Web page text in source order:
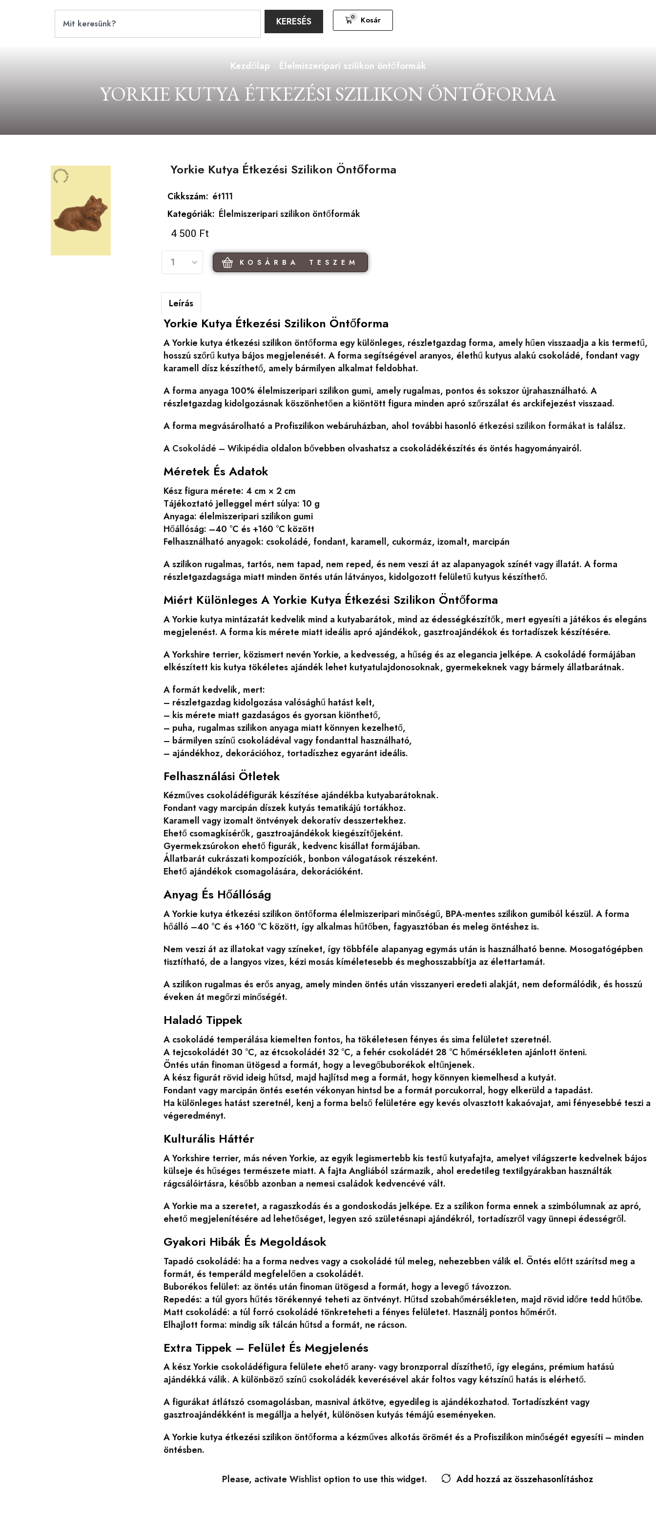
KERESÉS 0 Kosár
Kezdőlap Élelmiszeripari szilikon öntőformák
YORKIE KUTYA ÉTKEZÉSI SZILIKON ÖNTŐFORMA
Yorkie Kutya Étkezési Szilikon Öntőforma
Cikkszám: ét111
Kategóriák: Élelmiszeripari szilikon öntőformák
4 500 Ft
KOSÁRBA TESZEM
Leírás
Yorkie Kutya Étkezési Szilikon Öntőforma
A Yorkie kutya étkezési szilikon öntőforma egy különleges, részletgazdag forma, amely hűen visszaadja a kis termetű,
hosszú szőrű kutya bájos megjelenését. A forma segítségével aranyos, élethű kutyus alakú csokoládé, fondant vagy
karamell dísz készíthető, amely bármilyen alkalmat feldobhat.
A forma anyaga 100% élelmiszeripari szilikon gumi, amely rugalmas, pontos és sokszor újrahasználható. A
részletgazdag kidolgozásnak köszönhetően a kiöntött figura minden apró szőrszálat és arckifejezést visszaad.
A forma megvásárolható a Profiszilikon webáruházban, ahol további hasonló étkezési szilikon formákat is találsz.
A Csokoládé – Wikipédia oldalon bővebben olvashatsz a csokoládékészítés és öntés hagyományairól.
Méretek És Adatok
Kész figura mérete: 4 cm × 2 cm
Tájékoztató jelleggel mért súlya: 10 g
Anyaga: élelmiszeripari szilikon gumi
Hőállóság: –40 °C és +160 °C között
Felhasználható anyagok: csokoládé, fondant, karamell, cukormáz, izomalt, marcipán
A szilikon rugalmas, tartós, nem tapad, nem reped, és nem veszi át az alapanyagok színét vagy illatát. A forma
részletgazdagsága miatt minden öntés után látványos, kidolgozott felületű kutyus készíthető.
Miért Különleges A Yorkie Kutya Étkezési Szilikon Öntőforma
A Yorkie kutya mintázatát kedvelik mind a kutyabarátok, mind az édességkészítők, mert egyesíti a játékos és elegáns
megjelenést. A forma kis mérete miatt ideális apró ajándékok, gasztroajándékok és tortadíszek készítésére.
A Yorkshire terrier, közismert nevén Yorkie, a kedvesség, a hűség és az elegancia jelképe. A csokoládé formájában
elkészített kis kutya tökéletes ajándék lehet kutyatulajdonosoknak, gyermekeknek vagy bármely állatbarátnak.
A formát kedvelik, mert:
– részletgazdag kidolgozása valósághű hatást kelt,
– kis mérete miatt gazdaságos és gyorsan kiönthető,
– puha, rugalmas szilikon anyaga miatt könnyen kezelhető,
– bármilyen színű csokoládéval vagy fondanttal használható,
– ajándékhoz, dekorációhoz, tortadíszhez egyaránt ideális.
Felhasználási Ötletek
Kézműves csokoládéfigurák készítése ajándékba kutyabarátoknak.
Fondant vagy marcipán díszek kutyás tematikájú tortákhoz.
Karamell vagy izomalt öntvények dekoratív desszertekhez.
Ehető csomagkísérők, gasztroajándékok kiegészítőjeként.
Gyermekzsúrokon ehető figurák, kedvenc kisállat formájában.
Állatbarát cukrászati kompozíciók, bonbon válogatások részeként.
Ehető ajándékok csomagolására, dekorációként.
Anyag És Hőállóság
A Yorkie kutya étkezési szilikon öntőforma élelmiszeripari minőségű, BPA-mentes szilikon gumiból készül. A forma
hőálló –40 °C és +160 °C között, így alkalmas hűtőben, fagyasztóban és meleg öntéshez is.
Nem veszi át az illatokat vagy színeket, így többféle alapanyag egymás után is használható benne. Mosogatógépben
tisztítható, de a langyos vizes, kézi mosás kíméletesebb és meghosszabbítja az élettartamát.
A szilikon rugalmas és erős anyag, amely minden öntés után visszanyeri eredeti alakját, nem deformálódik, és hosszú
éveken át megőrzi minőségét.
Haladó Tippek
A csokoládé temperálása kiemelten fontos, ha tökéletesen fényes és sima felületet szeretnél.
A tejcsokoládét 30 °C, az étcsokoládét 32 °C, a fehér csokoládét 28 °C hőmérsékleten ajánlott önteni.
Öntés után finoman ütögesd a formát, hogy a levegőbuborékok eltűnjenek.
A kész figurát rövid ideig hűtsd, majd hajlítsd meg a formát, hogy könnyen kiemelhesd a kutyát.
Fondant vagy marcipán öntés esetén vékonyan hintsd be a formát porcukorral, hogy elkerüld a tapadást.
Ha különleges hatást szeretnél, kenj a forma belső felületére egy kevés olvasztott kakaóvajat, ami fényesebbé teszi a
végeredményt.
Kulturális Háttér
A Yorkshire terrier, más néven Yorkie, az egyik legismertebb kis testű kutyafajta, amelyet világszerte kedvelnek bájos
külseje és hűséges természete miatt. A fajta Angliából származik, ahol eredetileg textilgyárakban használták
rágcsálóirtásra, később azonban a nemesi családok kedvencévé vált.
A Yorkie ma a szeretet, a ragaszkodás és a gondoskodás jelképe. Ez a szilikon forma ennek a szimbólumnak az apró,
ehető megjelenítésére ad lehetőséget, legyen szó születésnapi ajándékról, tortadíszről vagy ünnepi édességről.
Gyakori Hibák És Megoldások
Tapadó csokoládé: ha a forma nedves vagy a csokoládé túl meleg, nehezebben válik el. Öntés előtt szárítsd meg a
formát, és temperáld megfelelően a csokoládét.
Buborékos felület: az öntés után finoman ütögesd a formát, hogy a levegő távozzon.
Repedés: a túl gyors hűtés törékennyé teheti az öntvényt. Hűtsd szobahőmérsékleten, majd rövid időre tedd hűtőbe.
Matt csokoládé: a túl forró csokoládé tönkreteheti a fényes felületet. Használj pontos hőmérőt.
Elhajlott forma: mindig sík tálcán hűtsd a formát, ne rácson.
Extra Tippek – Felület És Megjelenés
A kész Yorkie csokoládéfigura felülete ehető arany- vagy bronzporral díszíthető, így elegáns, prémium hatású
ajándékká válik. A különböző színű csokoládék keverésével akár foltos vagy kétszínű hatás is elérhető.
A figurákat átlátszó csomagolásban, masnival átkötve, egyedileg is ajándékozhatod. Tortadíszként vagy
gasztroajándékként is megállja a helyét, különösen kutyás témájú eseményeken.
A Yorkie kutya étkezési szilikon öntőforma a kézműves alkotás örömét és a Profiszilikon minőségét egyesíti – minden
öntésben.
Please, activateWishlist option to use this widget. Add hozzá az összehasonlításhoz